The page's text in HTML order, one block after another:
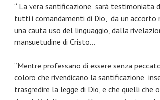
“ La vera santificazione sarà testimoniata
tutti i comandamenti di Dio, da un
una cauta uso del linguaggio, dalla
mansuetudine di Cristo…
“Mentre professano di essere senza
coloro che rivendicano la santificazione
trasgredire la legge di Dio, e che quelli che